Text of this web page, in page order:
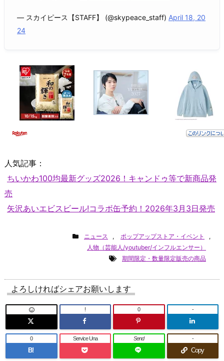
— スカイピース【STAFF】 (@skypeace_staff) April 18, 20
24
人気記事：
ちいかわ100均最新グッズ2026！キャンドゥ等で新商品発
売
矢沢あいエビスビール!コラボ缶予約！2026年3月3日発売
ニュース , ポップアップストア・イベント
,
人物（芸能人/youtuber/インフルエンサー）
期間限定・数量限定販売の商品
よろしければシェアお願いします
! 0 -
B!
0 Service Una Send
Copy
-